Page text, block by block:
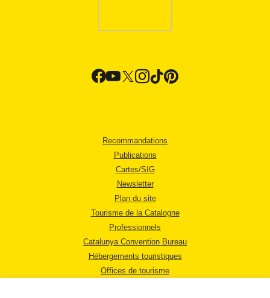
Recommandations
Publications
Cartes/SIG
Newsletter
Plan du site
Tourisme de la Catalogne
Professionnels
Catalunya Convention Bureau
Hébergements touristiques
Offices de tourisme